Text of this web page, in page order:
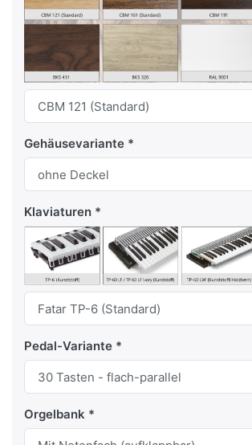
Gehäusevariante
Klaviaturen
Pedal-Variante
Orgelbank